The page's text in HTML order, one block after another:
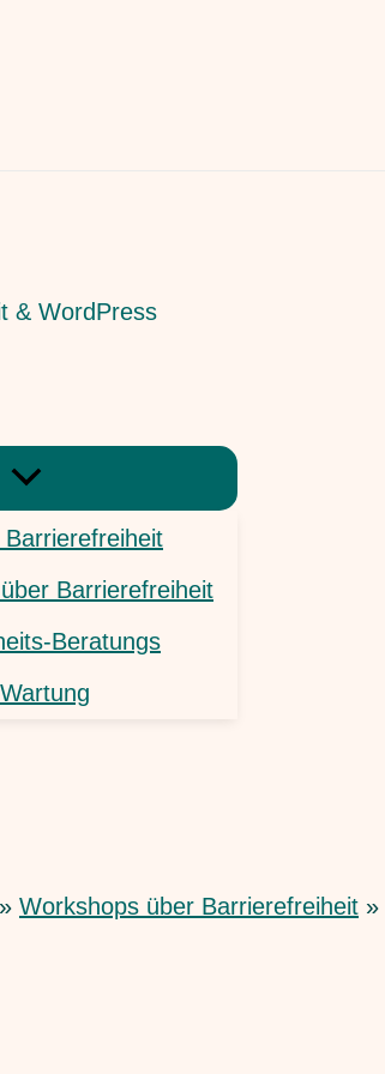
& WordPress
Barrierefreiheit
Beratungs
Workshops über Barrierefreiheit